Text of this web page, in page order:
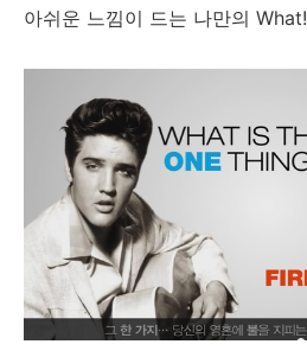
아쉬운 느낌이 드는 나만의 What!